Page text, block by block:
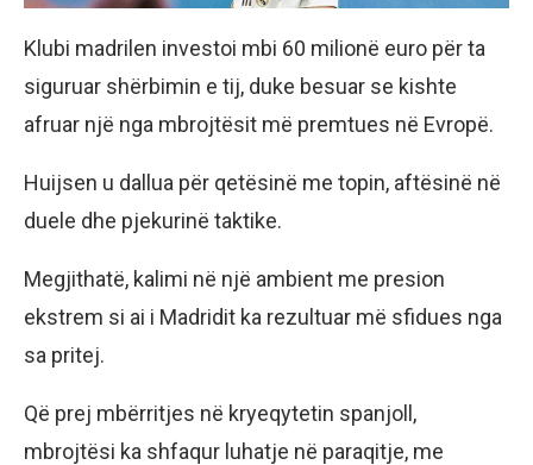
Klubi madrilen investoi mbi 60 milionë euro për ta
siguruar shërbimin e tij, duke besuar se kishte
afruar një nga mbrojtësit më premtues në Evropë.
Huijsen u dallua për qetësinë me topin, aftësinë në
duele dhe pjekurinë taktike.
Megjithatë, kalimi në një ambient me presion
ekstrem si ai i Madridit ka rezultuar më sfidues nga
sa pritej.
Që prej mbërritjes në kryeqytetin spanjoll,
mbrojtësi ka shfaqur luhatje në paraqitje, me